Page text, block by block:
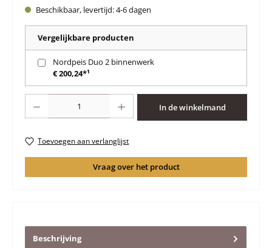
Beschikbaar, levertijd: 4-6 dagen
Vergelijkbare producten
Nordpeis Duo 2 binnenwerk
€ 200,24*¹
Producthoeveelheid: Voer de gewenste hoeveelheid in of gebruik de
In de winkelmand
Toevoegen aan verlanglijst
Vraag over het product
Beschrijving